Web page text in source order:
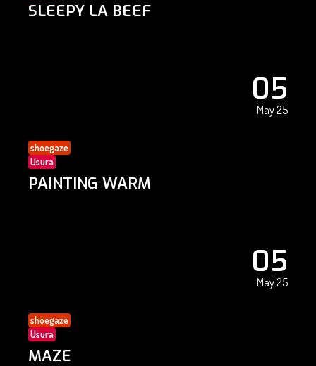
SLEEPY LA BEEF
05
May 25
shoegaze
Usura
PAINTING WARM
05
May 25
shoegaze
Usura
MAZE